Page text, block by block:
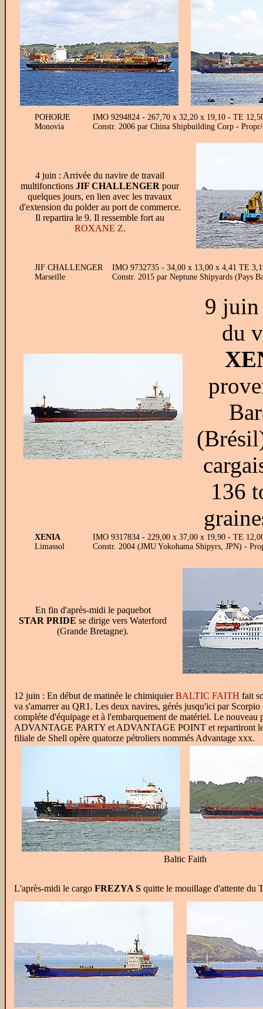
POHORJE
Monovia
IMO 9294824 - 267,70 x 32,20 x 19,10 - TE
Constr. 2006 par China Shipbuilding Corp -
4 juin : Arrivée du navire de travail
multifonctions JIF CHALLENGER pour
quelques jours, en lien avec les travaux
d'extension du polder au port de commerce.
Il repartira le 9. Il ressemble fort au
ROXANE Z.
JIF CHALLENGER
Marseille
IMO 9732735 - 34,00 x 13,00 x 4,41 TE
Constr. 2015 par Neptune Shipyards
9
du
136
XENIA
Limassol
IMO 9317834 - 229,00 x 37,00 x 19,90 - TE
Constr. 2004 (JMU Yokohama Shipyrs, JPN) -
En fin d'après-midi le paquebot
STAR PRIDE se dirige vers Waterford
(Grande Bretagne).
12 juin : En début de matinée le chimiquierBALTIC FAITH fait
va s'amarrer au QR1. Les deux navires, gérés jusqu'ici par
compléte d'équipage et à l'embarquement de matériel. Le
ADVANTAGE PARTY et ADVANTAGE POINT et repartiront le
filiale de Shell opère quatorze pétroliers nommés Advantage xxx.
Baltic Faith
L'après-midi le cargo FREZYA S quitte le mouillage d'attente du